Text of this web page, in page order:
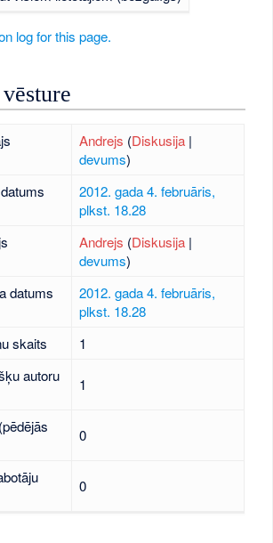
log for this page.
Andrejs (Diskusija|
devums)
2012. gada 4. februāris,
plkst. 18.28
Andrejs (Diskusija|
devums)
datums
2012. gada 4. februāris,
plkst. 18.28
skaits
1
autoru
1
0
0